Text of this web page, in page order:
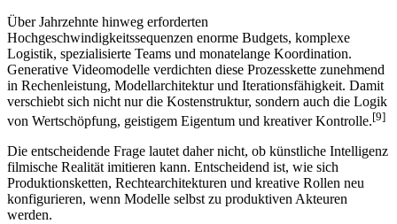
Über Jahrzehnte hinweg erforderten
Hochgeschwindigkeitssequenzen enorme Budgets, komplexe
Logistik, spezialisierte Teams und monatelange Koordination.
Generative Videomodelle verdichten diese Prozesskette zunehmend
in Rechenleistung, Modellarchitektur und Iterationsfähigkeit. Damit
verschiebt sich nicht nur die Kostenstruktur, sondern auch die Logik
von Wertschöpfung, geistigem Eigentum und kreativer Kontrolle.[9]
Die entscheidende Frage lautet daher nicht, ob künstliche Intelligenz
filmische Realität imitieren kann. Entscheidend ist, wie sich
Produktionsketten, Rechtearchitekturen und kreative Rollen neu
konfigurieren, wenn Modelle selbst zu produktiven Akteuren
werden.